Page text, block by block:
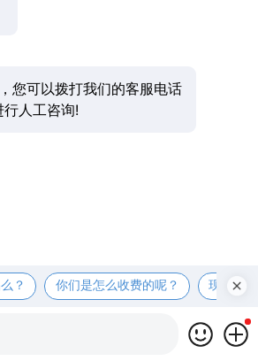
您可以拨打我们的客服电话
人工咨询!
？ 你们是怎么收费的呢？ 现在有